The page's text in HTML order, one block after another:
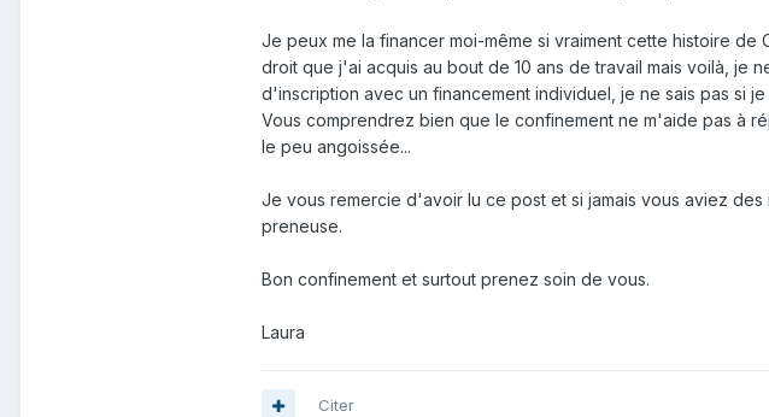
Je peux me la financer moi-même si vraiment cette histoire
droit que j'ai acquis au bout de 10 ans de travail mais voilà, je
d'inscription avec un financement individuel, je ne sais pas si je
Vous comprendrez bien que le confinement ne m'aide pas à
le peu angoissée...
Je vous remercie d'avoir lu ce post et si jamais vous aviez
preneuse.
Bon confinement et surtout prenez soin de vous.
Laura
Citer